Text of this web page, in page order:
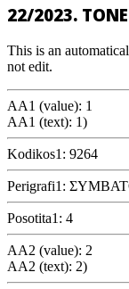
22/2023.
This is an
not edit.
AA1 (value): 1
AA1 (text): 1)
Kodikos1: 9264
Perigrafi1:
Posotita1: 4
AA2 (value): 2
AA2 (text): 2)